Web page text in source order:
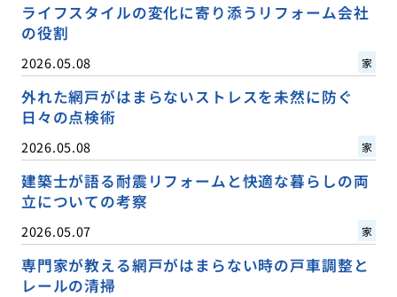
ライフスタイルの変化に寄り添うリフォーム会社
の役割
2026.05.08 家
外れた網戸がはまらないストレスを未然に防ぐ
日々の点検術
2026.05.08 家
建築士が語る耐震リフォームと快適な暮らしの両
立についての考察
2026.05.07 家
専門家が教える網戸がはまらない時の戸車調整と
レールの清掃